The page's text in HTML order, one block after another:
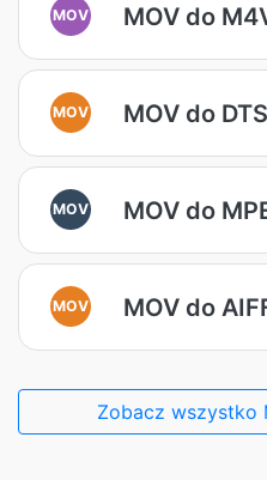
MOV MOV do
MOV MOV do DTS
MOV MOV do
MOV MOV do
Zobacz wszystko